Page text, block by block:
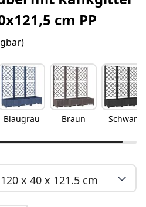
cm PP
Blaugrau Braun Schwarz
x 40 x 121.5 cm